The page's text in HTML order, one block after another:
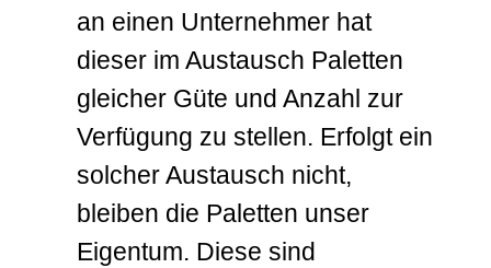
an einen Unternehmer hat
dieser im Austausch Paletten
gleicher Güte und Anzahl zur
Verfügung zu stellen. Erfolgt ein
solcher Austausch nicht,
bleiben die Paletten unser
Eigentum. Diese sind